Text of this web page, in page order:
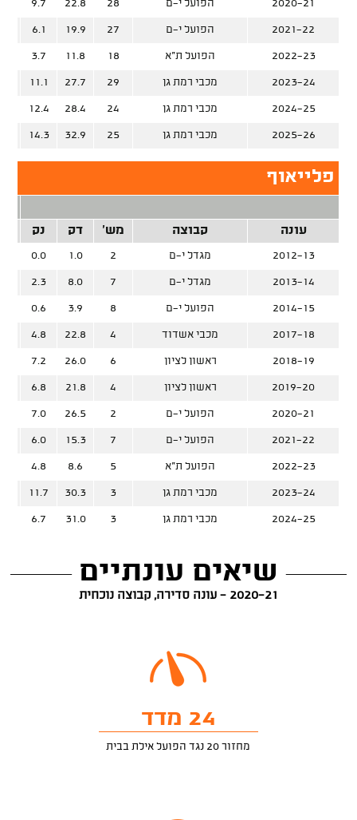
2020-21 הפועל י-ם 28
22.8
9.7
2021-22 הפועל י-ם 27
19.9
6.1
2022-23 הפועל ת"א 18
11.8
3.7
2023-24 מכבי רמת גן 29
27.7
11.1
2024-25 מכבי רמת גן 24
28.4
12.4
2025-26 מכבי רמת גן 25
32.9
14.3
פלייאוף
עונה
קבוצה מש' דק נק
2012-13 מגדל י-ם 2
1.0
0.0
2013-14 מגדל י-ם 7
8.0
2.3
2014-15 הפועל י-ם 8
3.9
0.6
2017-18 מכבי אשדוד 4
22.8
4.8
2018-19 ראשון לציון 6
26.0
7.2
2019-20 ראשון לציון 4
21.8
6.8
2020-21 הפועל י-ם 2
26.5
7.0
2021-22 הפועל י-ם 7
15.3
6.0
2022-23 הפועל ת"א 5
8.6
4.8
2023-24 מכבי רמת גן 3
30.3
11.7
2024-25 מכבי רמת גן 3
31.0
6.7
שיאים עונתיים
2020-21 - עונה סדירה, קבוצה נוכחית
24 מדד
מחזור 20 נגד הפועל אילת בבית